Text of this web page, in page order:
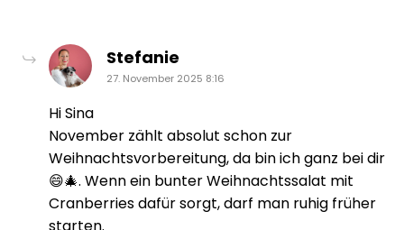
Stefanie
27. November 2025 8:16
Hi Sina
November zählt absolut schon zur
Weihnachtsvorbereitung, da bin ich ganz bei dir
😄🎄. Wenn ein bunter Weihnachtssalat mit
Cranberries dafür sorgt, darf man ruhig früher